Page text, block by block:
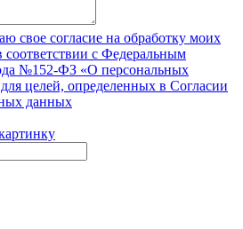
свое согласие на обработку моих
с Федеральным
№152-ФЗ «О персональных
целей, определенных в Согласии
данных